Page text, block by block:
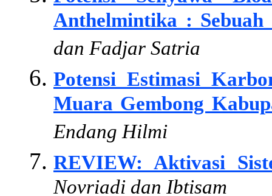
Anthelmintika :
dan Fadjar Satria
Potensi Estimasi
Muara Gembong
Endang Hilmi
REVIEW: Aktivasi
Novriadi dan Ibtisam